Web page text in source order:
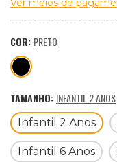
Ver meios de
COR: PRETO
TAMANHO: INFANTIL 2 ANOS
Infantil 2 Anos
Infantil 6 Anos